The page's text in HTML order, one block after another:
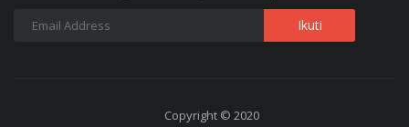
Copyright © 2020